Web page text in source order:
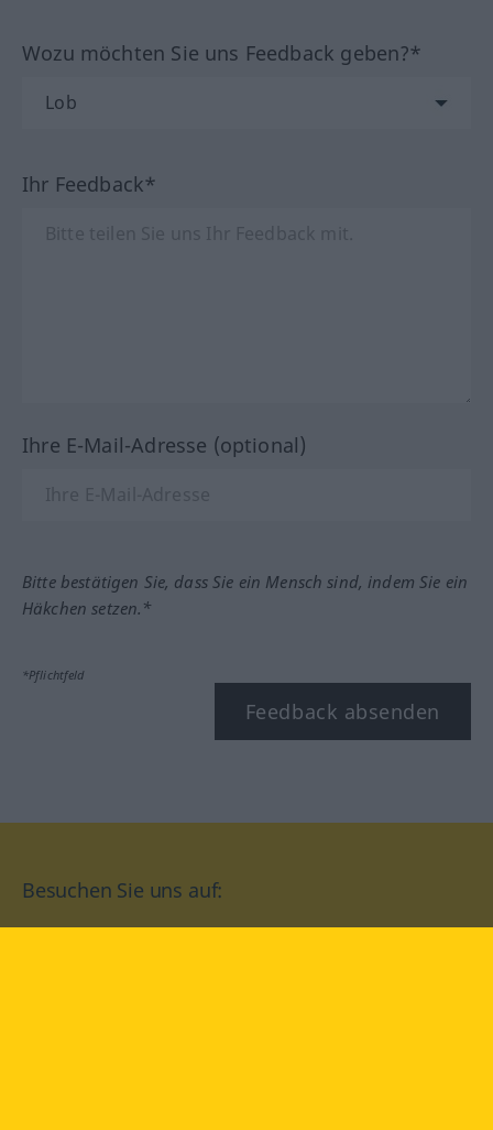
Wozu möchten Sie uns Feedback geben?*
Ihr Feedback*
Ihre E-Mail-Adresse (optional)
Bitte bestätigen Sie, dass Sie ein Mensch sind, indem Sie ein
Häkchen setzen.*
*Pflichtfeld
Feedback absenden
Besuchen Sie uns auf: